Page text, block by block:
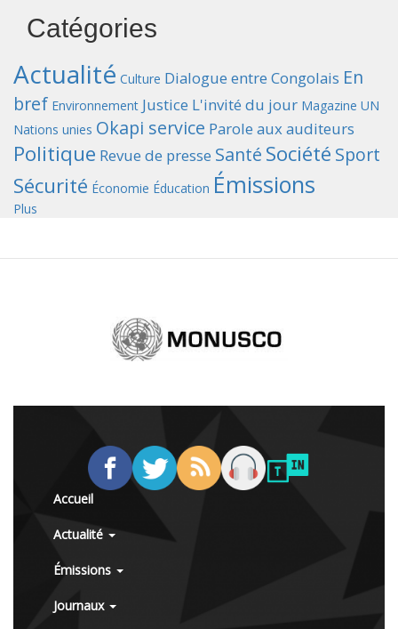
Catégories
Actualité Culture Dialogue entre Congolais En
bref Environnement Justice L'invité du jour Magazine UN
Nations unies Okapi service Parole aux auditeurs
Politique Revue de presse Santé Société Sport
Sécurité Économie Éducation Émissions
Plus
Accueil
Actualité
Émissions
Journaux